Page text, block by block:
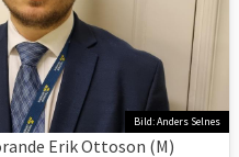
Bild: Anders Selnes
Erik Ottoson (M)